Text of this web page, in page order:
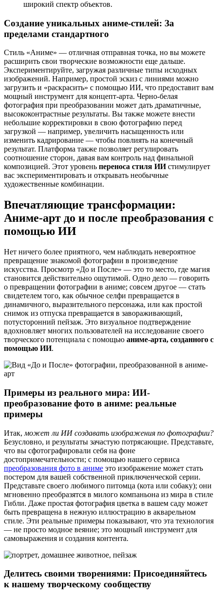
широкий спектр объектов.
Создание уникальных аниме-стилей: За
пределами стандартного
Стиль «Аниме» — отличная отправная точка, но вы можете
расширить свои творческие возможности еще дальше.
Экспериментируйте, загружая различные типы исходных
изображений. Например, простой эскиз с линиями можно
загрузить и «раскрасить» с помощью ИИ, что предоставит вам
мощный инструмент для концепт-арта. Черно-белая
фотография при преобразовании может дать драматичные,
высококонтрастные результаты. Вы также можете внести
небольшие корректировки в свою фотографию перед
загрузкой — например, увеличить насыщенность или
изменить кадрирование — чтобы повлиять на конечный
результат. Платформа также позволяет регулировать
соотношение сторон, давая вам контроль над финальной
композицией. Этот уровень переноса стиля ИИстимулирует
вас экспериментировать и открывать необычные
художественные комбинации.
Впечатляющие трансформации:
Аниме-арт до и после преобразования с
помощью ИИ
Нет ничего более приятного, чем наблюдать невероятное
превращение знакомой фотографии в произведение
искусства. Просмотр «До и После» — это то место, где магия
становится действительно ощутимой. Одно дело — говорить
о превращении фотографии в аниме; совсем другое — стать
свидетелем того, как обычное селфи превращается в
динамичного, выразительного персонажа, или как простой
снимок из отпуска превращается в завораживающий,
потусторонний пейзаж. Это визуальное подтверждение
вдохновляет многих пользователей на исследование своего
творческого потенциала с помощью аниме-арта, созданного с
помощью ИИ.
Примеры из реального мира: ИИ-
преобразование фото в аниме: реальные
примеры
Итак, может ли ИИ создавать изображения по фотографии?
Безусловно, и результаты зачастую потрясающие. Представьте,
что вы сфотографировали себя на фоне
достопримечательности; с помощью нашего сервиса
преобразования фото в аниме это изображение может стать
постером для вашей собственной приключенческой серии.
Представьте своего любимого питомца (кота или собаку); они
мгновенно преобразятся в милого компаньона из мира в стиле
Гибли. Даже простая фотография цветка в вашем саду может
быть превращена в нежную иллюстрацию в акварельном
стиле. Эти реальные примеры показывают, что эта технология
— не просто модное веяние; это мощный инструмент для
самовыражения и создания контента.
Делитесь своими творениями: Присоединяйтесь
к нашему творческому сообществу